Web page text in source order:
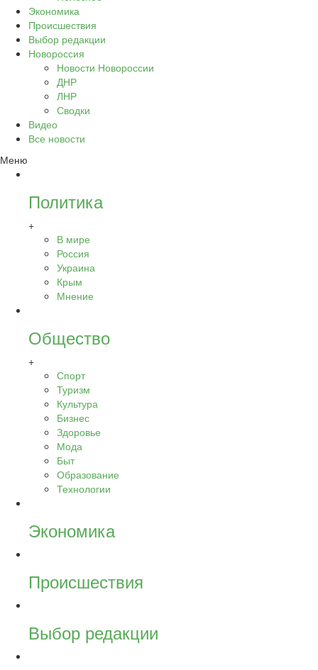
Экономика
Происшествия
Выбор редакции
Новороссия
Новости Новороссии
ДНР
ЛНР
Сводки
Видео
Все новости
Меню
Политика
+
В мире
Россия
Украина
Крым
Мнение
Общество
+
Спорт
Туризм
Культура
Бизнес
Здоровье
Мода
Быт
Образование
Технологии
Экономика
Происшествия
Выбор редакции